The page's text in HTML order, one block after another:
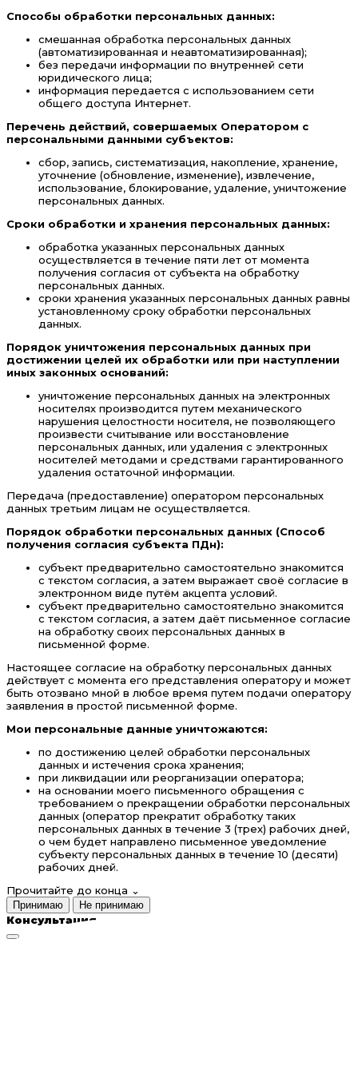
Способы обработки персональных данных:
смешанная обработка персональных данных
(автоматизированная и неавтоматизированная);
без передачи информации по внутренней сети
юридического лица;
информация передается с использованием сети
общего доступа Интернет.
Перечень действий, совершаемых Оператором с
персональными данными субъектов:
сбор, запись, систематизация, накопление, хранение,
уточнение (обновление, изменение), извлечение,
использование, блокирование, удаление, уничтожение
персональных данных.
Сроки обработки и хранения персональных данных:
обработка указанных персональных данных
осуществляется в течение пяти лет от момента
получения согласия от субъекта на обработку
персональных данных.
сроки хранения указанных персональных данных равны
установленному сроку обработки персональных
данных.
Порядок уничтожения персональных данных при
достижении целей их обработки или при наступлении
иных законных оснований:
уничтожение персональных данных на электронных
носителях производится путем механического
нарушения целостности носителя, не позволяющего
произвести считывание или восстановление
персональных данных, или удаления с электронных
носителей методами и средствами гарантированного
удаления остаточной информации.
Передача (предоставление) оператором персональных
данных третьим лицам не осуществляется.
Порядок обработки персональных данных (Способ
получения согласия субъекта ПДн):
субъект предварительно самостоятельно знакомится
с текстом согласия, а затем выражает своё согласие в
электронном виде путём акцепта условий.
субъект предварительно самостоятельно знакомится
с текстом согласия, а затем даёт письменное согласие
на обработку своих персональных данных в
письменной форме.
Настоящее согласие на обработку персональных данных
действует с момента его представления оператору и может
быть отозвано мной в любое время путем подачи оператору
заявления в простой письменной форме.
Мои персональные данные уничтожаются:
по достижению целей обработки персональных
данных и истечения срока хранения;
при ликвидации или реорганизации оператора;
на основании моего письменного обращения с
требованием о прекращении обработки персональных
данных (оператор прекратит обработку таких
персональных данных в течение 3 (трех) рабочих дней,
о чем будет направлено письменное уведомление
субъекту персональных данных в течение 10 (десяти)
рабочих дней.
Прочитайте до конца ⌄
Принимаю Не принимаю
Консультация